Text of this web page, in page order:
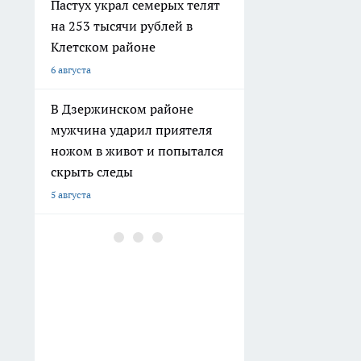
Пастух украл семерых телят
на 253 тысячи рублей в
Клетском районе
6 августа
В Дзержинском районе
мужчина ударил приятеля
ножом в живот и попытался
скрыть следы
5 августа
В Волгограде двое молодых